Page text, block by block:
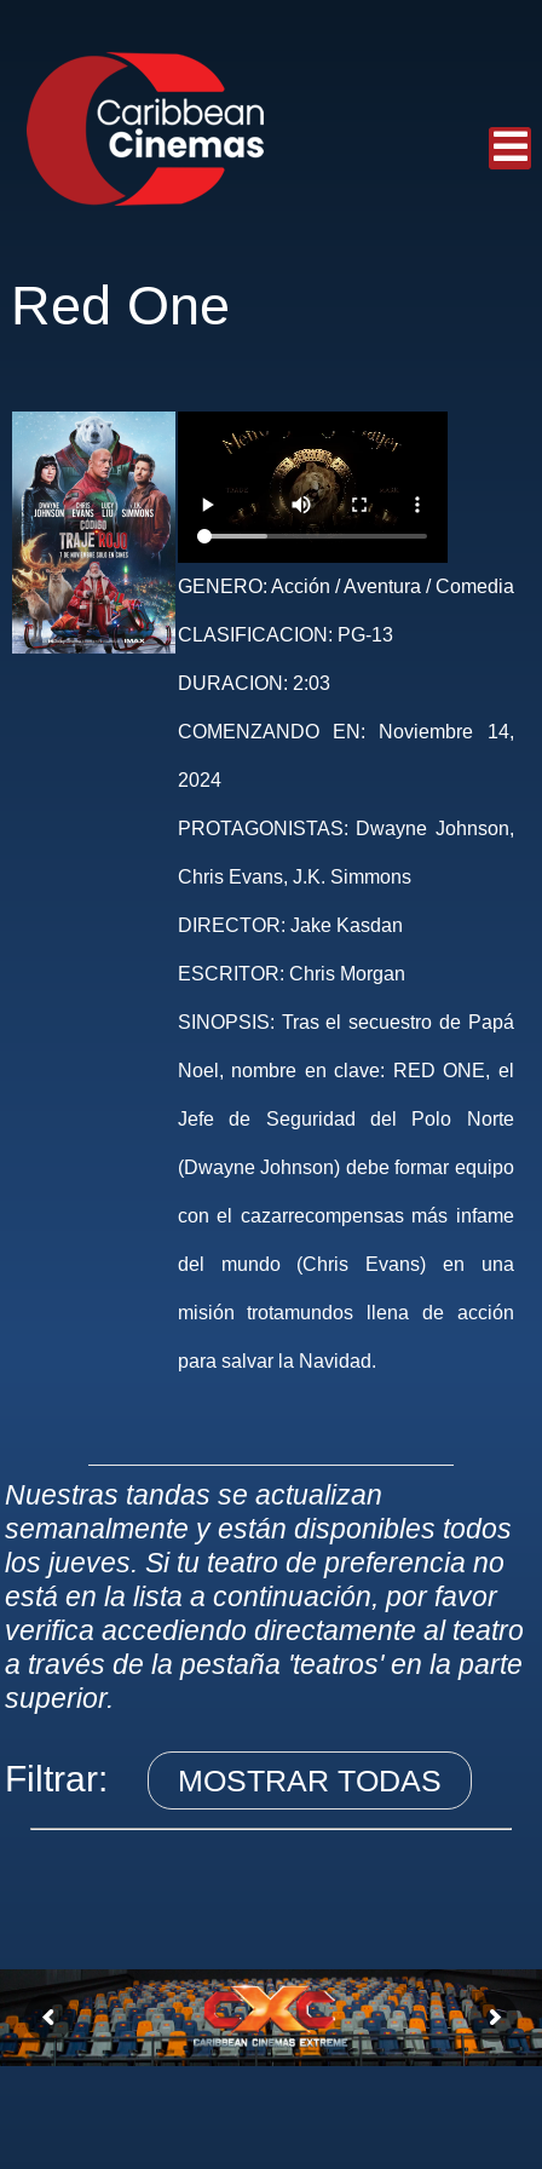
Red One
GENERO: Acción / Aventura / Comedia
CLASIFICACION: PG-13
DURACION: 2:03
COMENZANDO EN: Noviembre 14,
2024
PROTAGONISTAS: Dwayne Johnson,
Chris Evans, J.K. Simmons
DIRECTOR: Jake Kasdan
ESCRITOR: Chris Morgan
SINOPSIS: Tras el secuestro de Papá
Noel, nombre en clave: RED ONE, el
Jefe de Seguridad del Polo Norte
(Dwayne Johnson) debe formar equipo
con el cazarrecompensas más infame
del mundo (Chris Evans) en una
misión trotamundos llena de acción
para salvar la Navidad.
Nuestras tandas se actualizan
semanalmente y están disponibles todos
los jueves. Si tu teatro de preferencia no
está en la lista a continuación, por favor
verifica accediendo directamente al teatro
a través de la pestaña 'teatros' en la parte
superior.
Filtrar: MOSTRAR TODAS